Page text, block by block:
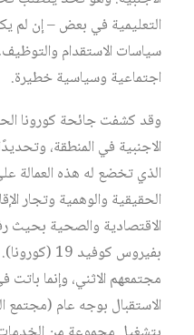
التعليمية في بعض – إن لم
سياسات الاستقدام
اجتماعية وسياسية خطيرة.
وقد كشفت جائحة كورونا
الاجنبية في المنطقة،
الذي تخضع له هذه العمالة
الحقيقية والوهمية وتجار
الاقتصادية والصحية بحيث
بفيروس
مجتمعهم الاثني، وإنما
الاستقبال بوجه عام (مجتمع